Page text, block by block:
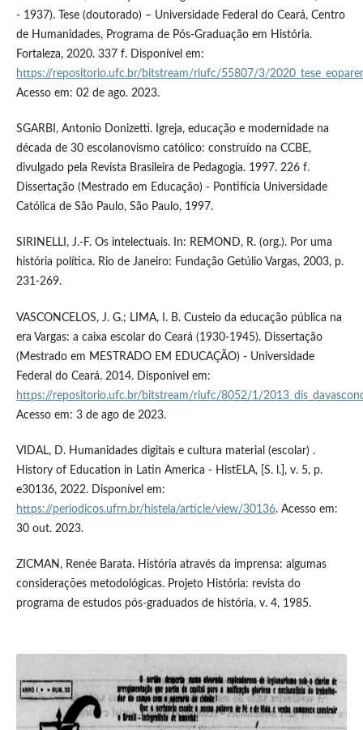
- 1937). Tese (doutorado) – Universidade Federal do Ceará, Centro
de Humanidades, Programa de Pós-Graduação em História.
Fortaleza, 2020. 337 f. Disponível em:
https://repositorio.ufc.br/bitstream/riufc/55807/3/
Acesso em: 02 de ago. 2023.
SGARBI, Antonio Donizetti. Igreja, educação e modernidade na
década de 30 escolanovismo católico: construído na CCBE,
divulgado pela Revista Brasileira de Pedagogia. 1997. 226 f.
Dissertação (Mestrado em Educação) - Pontifícia Universidade
Católica de São Paulo, São Paulo, 1997.
SIRINELLI, J.-F. Os intelectuais. In: REMOND, R. (org.). Por uma
história política. Rio de Janeiro: Fundação Getúlio Vargas, 2003, p.
231-269.
VASCONCELOS, J. G.; LIMA, I. B. Custeio da educação pública na
era Vargas: a caixa escolar do Ceará (1930-1945). Dissertação
(Mestrado em MESTRADO EM EDUCAÇÃO) - Universidade
Federal do Ceará. 2014. Disponivel em:
https://repositorio.ufc.br/bitstream/riufc/8052/1/
Acesso em: 3 de ago de 2023.
VIDAL, D. Humanidades digitais e cultura material (escolar) .
History of Education in Latin America - HistELA, [S. l.], v. 5, p.
e30136, 2022. Disponível em:
https://periodicos.ufrn.br/histela/article/view/30136. Acesso em:
30 out. 2023.
ZICMAN, Renée Barata. História através da imprensa: algumas
considerações metodológicas. Projeto História: revista do
programa de estudos pós-graduados de história, v. 4, 1985.